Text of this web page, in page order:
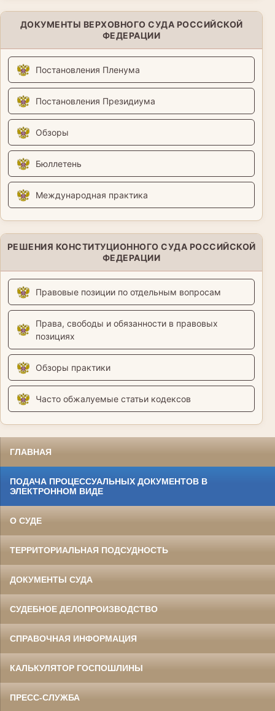
ДОКУМЕНТЫ ВЕРХОВНОГО СУДА РОССИЙСКОЙ
ФЕДЕРАЦИИ
Постановления Пленума
Постановления Президиума
Обзоры
Бюллетень
Международная практика
РЕШЕНИЯ КОНСТИТУЦИОННОГО СУДА РОССИЙСКОЙ
ФЕДЕРАЦИИ
Правовые позиции по отдельным вопросам
Права, свободы и обязанности в правовых
позициях
Обзоры практики
Часто обжалуемые статьи кодексов
ГЛАВНАЯ
ПОДАЧА ПРОЦЕССУАЛЬНЫХ ДОКУМЕНТОВ В
ЭЛЕКТРОННОМ ВИДЕ
О СУДЕ
ТЕРРИТОРИАЛЬНАЯ ПОДСУДНОСТЬ
ДОКУМЕНТЫ СУДА
СУДЕБНОЕ ДЕЛОПРОИЗВОДСТВО
СПРАВОЧНАЯ ИНФОРМАЦИЯ
КАЛЬКУЛЯТОР ГОСПОШЛИНЫ
ПРЕСС-СЛУЖБА